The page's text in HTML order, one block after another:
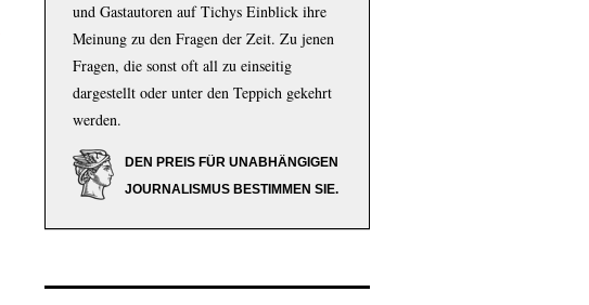
und Gastautoren auf Tichys Einblick ihre
Meinung zu den Fragen der Zeit. Zu jenen
Fragen, die sonst oft all zu einseitig
dargestellt oder unter den Teppich gekehrt
werden.
DEN PREIS FÜR UNABHÄNGIGEN
JOURNALISMUS BESTIMMEN SIE.